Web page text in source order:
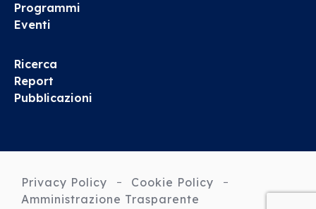
Programmi
Eventi
Ricerca
Report
Pubblicazioni
Privacy Policy
Cookie Policy
Amministrazione Trasparente